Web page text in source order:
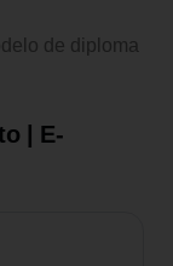
de diploma
| E-